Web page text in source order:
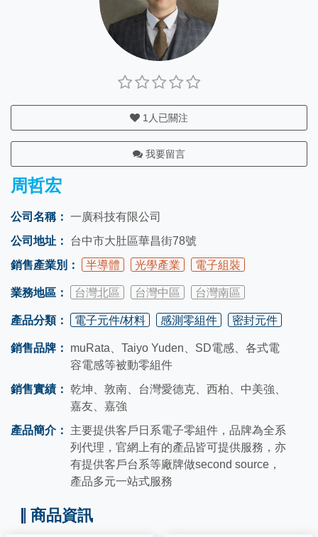
1 人已關注
我要留言
周哲宏
公司名稱： 一廣科技有限公司
公司地址：
台中市大肚區華昌街78號
銷售產業別：
半導體 光學產業 電子組裝
業務地區： 台灣北區 台灣中區 台灣南區
產品分類： 電子元件/材料 感測零組件 密封元件
銷售品牌：
muRata、Taiyo Yuden、SD電感、各式電
容電感等被動零組件
銷售實績： 乾坤、敦南、台灣愛德克、西柏、中美強、
嘉友、嘉強
產品簡介：
主要提供客戶日系電子零組件，品牌為全系
列代理，官網上有的產品皆可提供服務，亦
有提供客戶台系等廠牌做second source，
產品多元一站式服務
商品資訊